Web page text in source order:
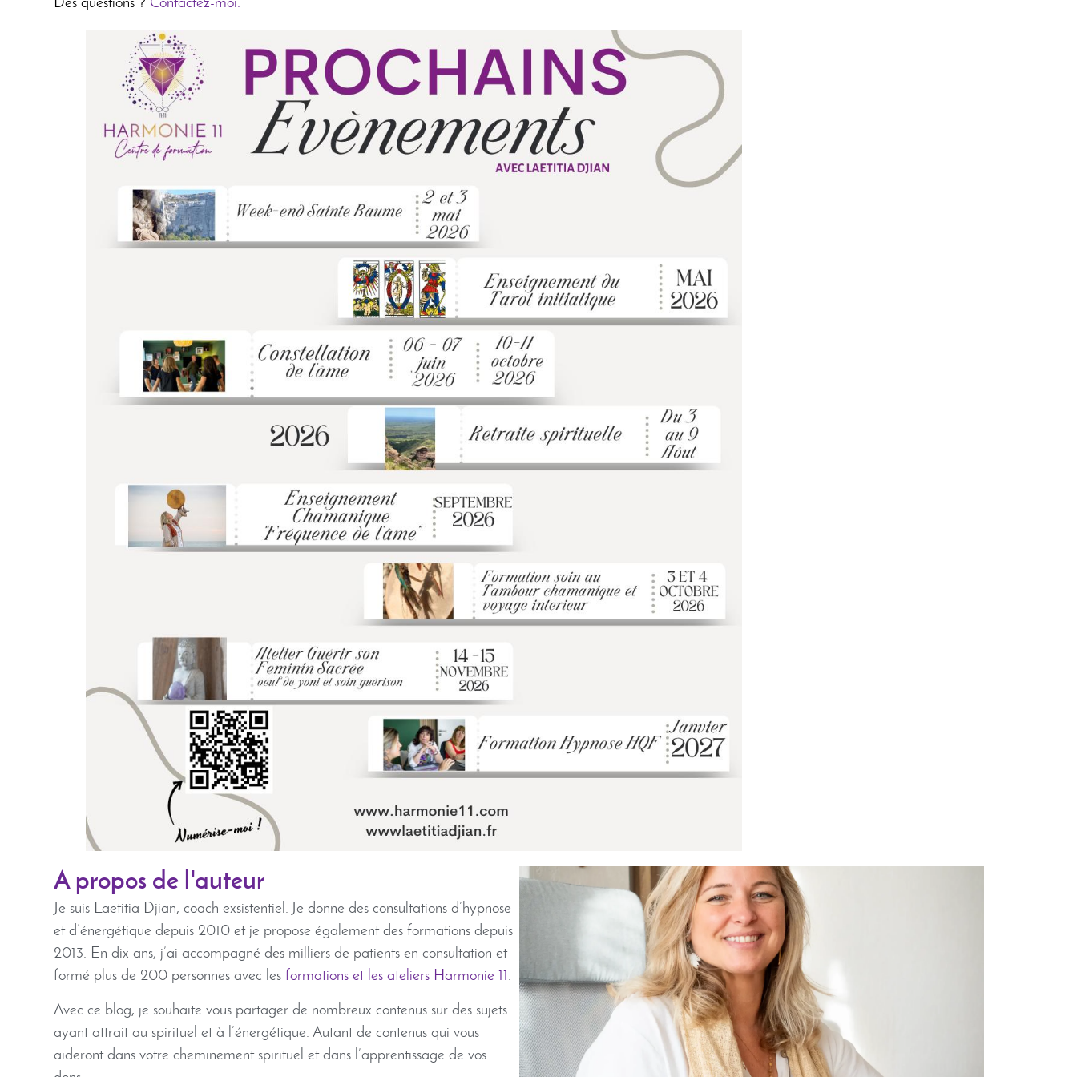
Des questions ? Contactez-moi.
A propos de l'auteur
Je suis Laetitia Djian, coach exsistentiel. Je donne des consultations d’hypnose
et d’énergétique depuis 2010 et je propose également des formations depuis
2013. En dix ans, j’ai accompagné des milliers de patients en consultation et
formé plus de 200 personnes avec lesformations et les ateliers Harmonie 11.
Avec ce blog, je souhaite vous partager de nombreux contenus sur des sujets
ayant attrait au spirituel et à l’énergétique. Autant de contenus qui vous
aideront dans votre cheminement spirituel et dans l’apprentissage de vos